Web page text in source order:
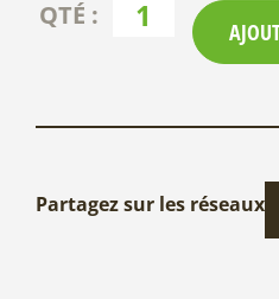
Partagez sur les réseaux